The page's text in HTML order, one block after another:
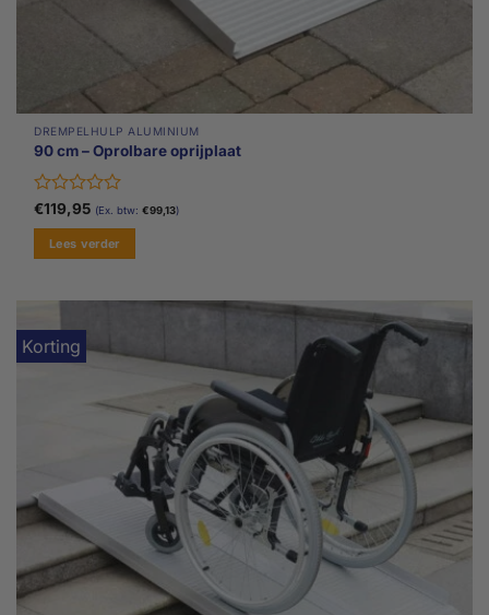
DREMPELHULP ALUMINIUM
90 cm – Oprolbare oprijplaat
Gewaardeerd
0
uit
5
€119,95 (Ex. btw:€99,13)
Lees verder
Korting